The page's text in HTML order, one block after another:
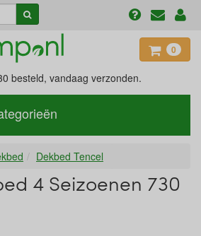
0
besteld, vandaag verzonden.
Dekbed Tencel
4 Seizoenen 730